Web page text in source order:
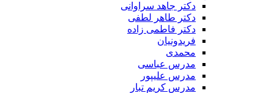
دکتر جاهد سراوانی
دکتر طاهر لطفی
دکتر فاطمی زاده
فریدونیان
محمدی
مدرس عباسی
مدرس علیپور
مدرس کریم تبار